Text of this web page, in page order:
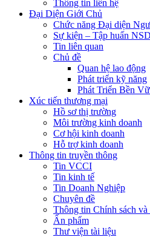
Thông tin liên hệ
Đại Diện Giới Chủ
Chức năng Đại diện
Sự kiện – Tập huấn
Tin liên quan
Chủ đề
Quan hệ lao động
Phát triển kỹ năng
Phát Triển Bền
Xúc tiến thương mại
Hồ sơ thị trường
Môi trường kinh doanh
Cơ hội kinh doanh
Hỗ trợ kinh doanh
Thông tin truyền thông
Tin VCCI
Tin kinh tế
Tin Doanh Nghiệp
Chuyên đề
Thông tin Chính sách và
Ấn phẩm
Thư viện tài liệu